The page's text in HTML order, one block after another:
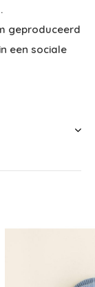
geproduceerd
een sociale